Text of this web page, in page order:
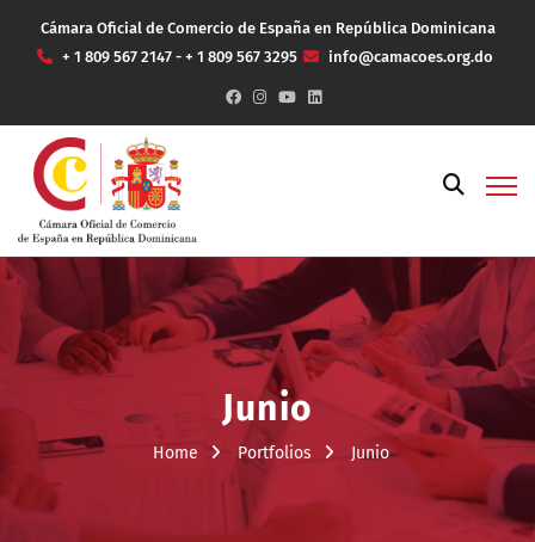
Cámara Oficial de Comercio de España en República Dominicana
+ 1 809 567 2147 - + 1 809 567 3295
info@camacoes.org.do
Junio
Home Portfolios Junio